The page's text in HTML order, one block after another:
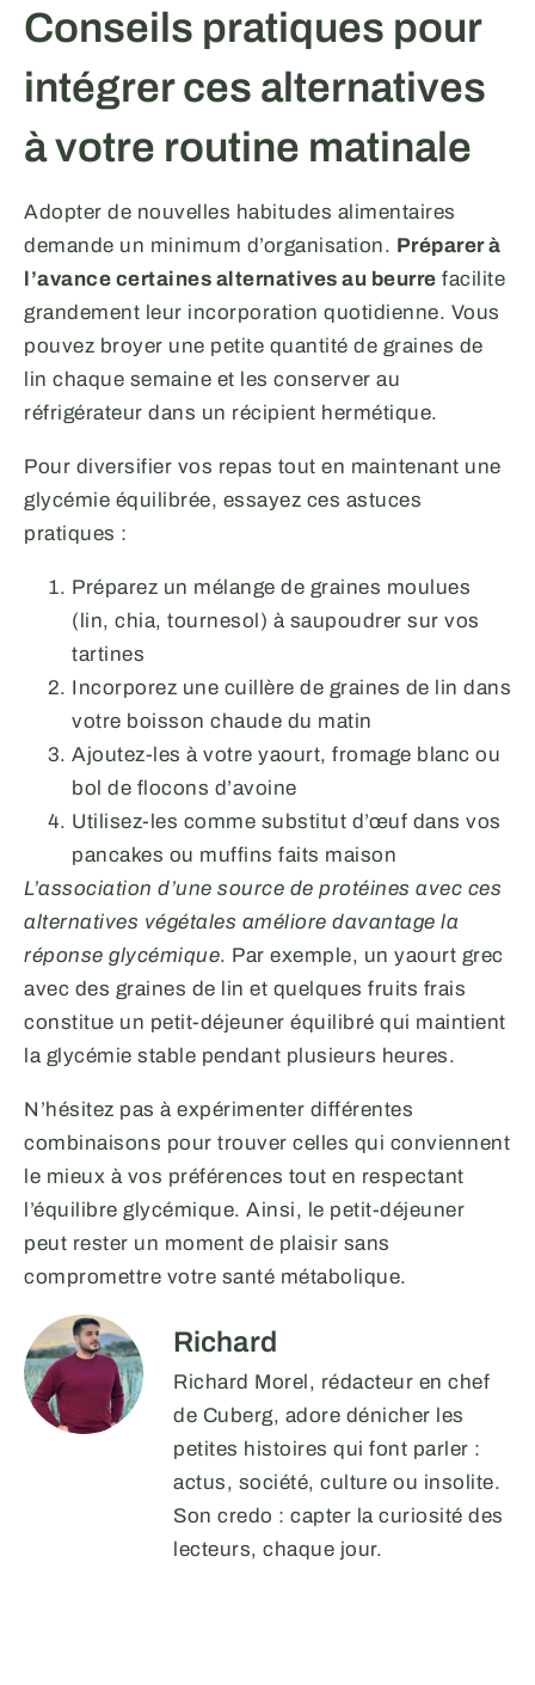
Conseils pratiques pour
intégrer ces alternatives
à votre routine matinale
Adopter de nouvelles habitudes alimentaires
demande un minimum d’organisation. Préparer à
l’avance certaines alternatives au beurre facilite
grandement leur incorporation quotidienne. Vous
pouvez broyer une petite quantité de graines de
lin chaque semaine et les conserver au
réfrigérateur dans un récipient hermétique.
Pour diversifier vos repas tout en maintenant une
glycémie équilibrée, essayez ces astuces
pratiques :
Préparez un mélange de graines moulues
(lin, chia, tournesol) à saupoudrer sur vos
tartines
Incorporez une cuillère de graines de lin dans
votre boisson chaude du matin
Ajoutez-les à votre yaourt, fromage blanc ou
bol de flocons d’avoine
Utilisez-les comme substitut d’œuf dans vos
pancakes ou muffins faits maison
L’association d’une source de protéines avec ces
alternatives végétales améliore davantage la
réponse glycémique. Par exemple, un yaourt grec
avec des graines de lin et quelques fruits frais
constitue un petit-déjeuner équilibré qui maintient
la glycémie stable pendant plusieurs heures.
N’hésitez pas à expérimenter différentes
combinaisons pour trouver celles qui conviennent
le mieux à vos préférences tout en respectant
l’équilibre glycémique. Ainsi, le petit-déjeuner
peut rester un moment de plaisir sans
compromettre votre santé métabolique.
Richard
Richard Morel, rédacteur en chef
de Cuberg, adore dénicher les
petites histoires qui font parler :
actus, société, culture ou insolite.
Son credo : capter la curiosité des
lecteurs, chaque jour.